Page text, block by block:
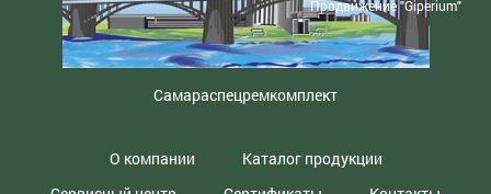
Самараспецремкомплект
О компании
Каталог продукции
Продвижение "Giperium"